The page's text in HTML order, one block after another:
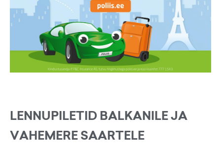
LENNUPILETID BALKANILE JA
VAHEMERE SAARTELE